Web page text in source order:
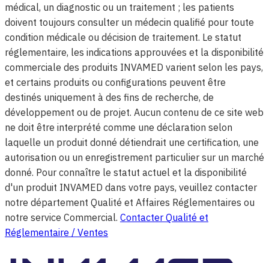
médical, un diagnostic ou un traitement ; les patients
doivent toujours consulter un médecin qualifié pour toute
condition médicale ou décision de traitement. Le statut
réglementaire, les indications approuvées et la disponibilité
commerciale des produits INVAMED varient selon les pays,
et certains produits ou configurations peuvent être
destinés uniquement à des fins de recherche, de
développement ou de projet. Aucun contenu de ce site web
ne doit être interprété comme une déclaration selon
laquelle un produit donné détiendrait une certification, une
autorisation ou un enregistrement particulier sur un marché
donné. Pour connaître le statut actuel et la disponibilité
d'un produit INVAMED dans votre pays, veuillez contacter
notre département Qualité et Affaires Réglementaires ou
notre service Commercial. Contacter Qualité et
Réglementaire / Ventes